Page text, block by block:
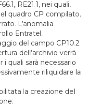
RE21.1, nei quali,
quadro CP compilato,
L’anomalia
Entratel.
del campo CP10.2
dell’archivio verrà
quali sarà necessario
riliquidare la
la creazione del